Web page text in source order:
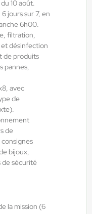
10 août.
jours sur 7, en
6h00.
filtration,
désinfection
de produits
pannes,
avec
de
de
bijoux,
de sécurité
la mission (6
07/08/2026
H/F/X